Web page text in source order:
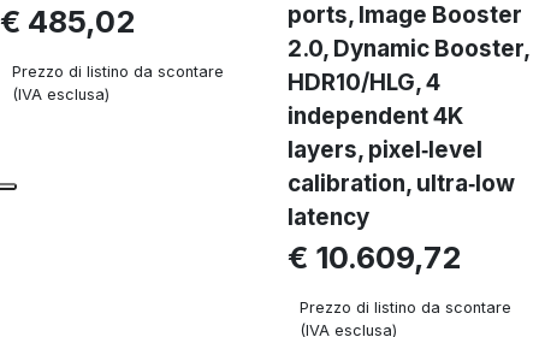
€ 485,02
Prezzo di listino da scontare
(IVA esclusa)
ports, Image Booster
2.0, Dynamic Booster,
HDR10/HLG, 4
independent 4K
layers, pixel‑level
calibration, ultra‑low
latency
€ 10.609,72
Prezzo di listino da scontare
(IVA esclusa)